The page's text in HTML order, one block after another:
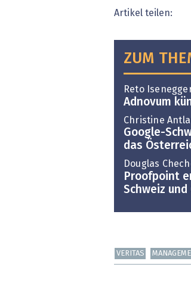
Artikel teilen:
ZUM
Reto
Adnovum
Christine
Google-
das
Douglas
Proofpoint
Schweiz
VERITAS